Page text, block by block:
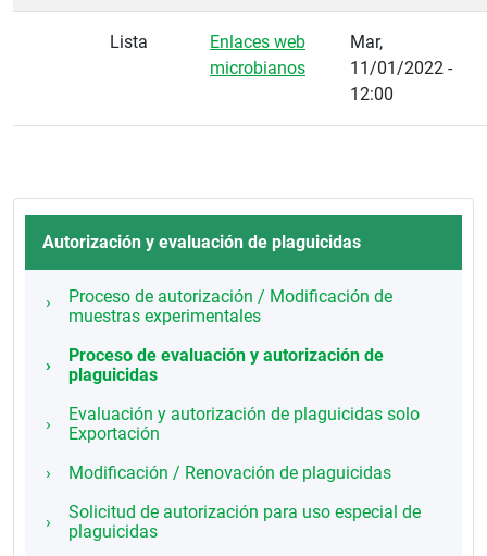
Lista
Enlaces web
microbianos
Mar,
11/01/2022 -
12:00
Autorización y evaluación de plaguicidas
Proceso de autorización / Modificación de
muestras experimentales
Proceso de evaluación y autorización de
plaguicidas
Evaluación y autorización de plaguicidas solo
Exportación
Modificación / Renovación de plaguicidas
Solicitud de autorización para uso especial de
plaguicidas